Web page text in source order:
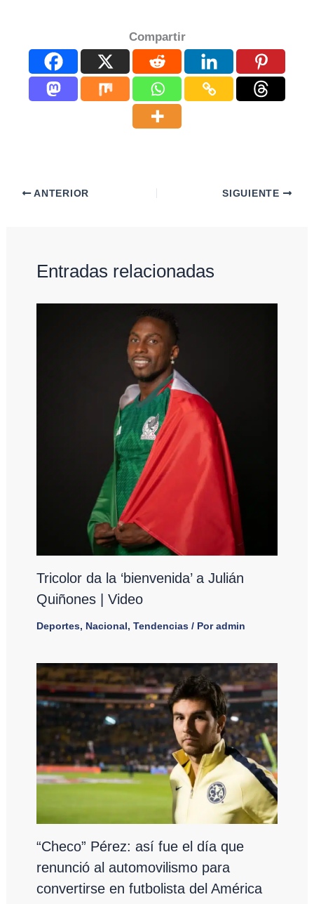
Compartir
ANTERIOR SIGUIENTE
Entradas relacionadas
Tricolor da la ‘bienvenida’ a Julián
Quiñones | Video
Deportes, Nacional, Tendencias/ Poradmin
“Checo” Pérez: así fue el día que
renunció al automovilismo para
convertirse en futbolista del América